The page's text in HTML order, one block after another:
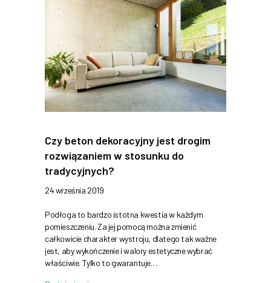
Czy beton dekoracyjny jest drogim
rozwiązaniem w stosunku do
tradycyjnych?
24 września 2019
Podłoga to bardzo istotna kwestia w każdym
pomieszczeniu. Za jej pomocą można zmienić
całkowicie charakter wystroju, dlatego tak ważne
jest, aby wykończenie i walory estetyczne wybrać
właściwie. Tylko to gwarantuje…